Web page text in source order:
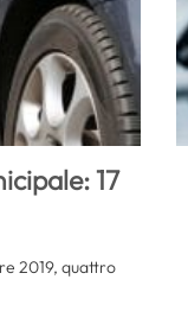
17
2019, quattro